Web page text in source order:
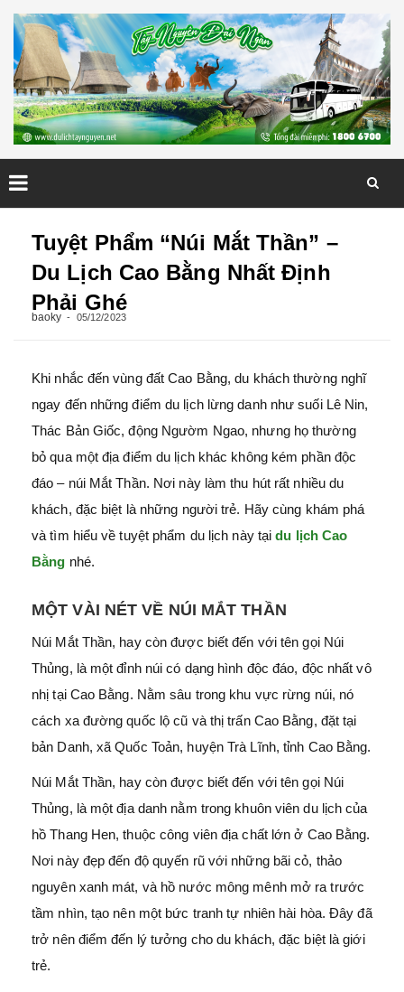
Tuyệt Phẩm “Núi Mắt Thần” –
Du Lịch Cao Bằng Nhất Định
Phải Ghé
baoky 05/12/2023
Khi nhắc đến vùng đất Cao Bằng, du khách thường nghĩ
ngay đến những điểm du lịch lừng danh như suối Lê Nin,
Thác Bản Giốc, động Ngườm Ngao, nhưng họ thường
bỏ qua một địa điểm du lịch khác không kém phần độc
đáo – núi Mắt Thần. Nơi này làm thu hút rất nhiều du
khách, đặc biệt là những người trẻ. Hãy cùng khám phá
và tìm hiểu về tuyệt phẩm du lịch này tại du lịch Cao
Bằng nhé.
MỘT VÀI NÉT VỀ NÚI MẮT THẦN
Núi Mắt Thần, hay còn được biết đến với tên gọi Núi
Thủng, là một đỉnh núi có dạng hình độc đáo, độc nhất vô
nhị tại Cao Bằng. Nằm sâu trong khu vực rừng núi, nó
cách xa đường quốc lộ cũ và thị trấn Cao Bằng, đặt tại
bản Danh, xã Quốc Toản, huyện Trà Lĩnh, tỉnh Cao Bằng.
Núi Mắt Thần, hay còn được biết đến với tên gọi Núi
Thủng, là một địa danh nằm trong khuôn viên du lịch của
hồ Thang Hen, thuộc công viên địa chất lớn ở Cao Bằng.
Nơi này đẹp đến độ quyến rũ với những bãi cỏ, thảo
nguyên xanh mát, và hồ nước mông mênh mở ra trước
tầm nhìn, tạo nên một bức tranh tự nhiên hài hòa. Đây đã
trở nên điểm đến lý tưởng cho du khách, đặc biệt là giới
trẻ.